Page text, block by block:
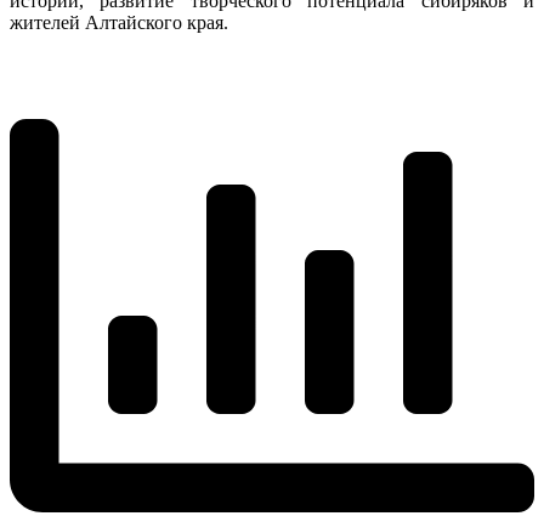
жителей Алтайского края.